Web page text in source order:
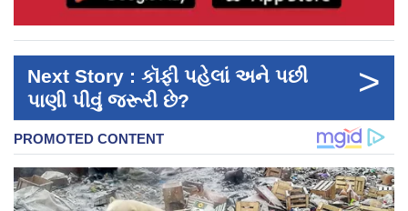
Next Story : કૉફી પહેલાં અને પછી
પાણી પીવું જરૂરી છે?
>